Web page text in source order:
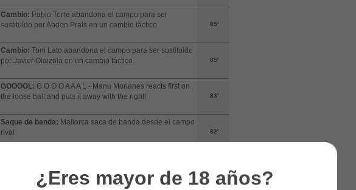
Cambio: Pablo Torre abandona el campo para ser
sustituido por Abdon Prats en un cambio táctico.
85'
Cambio: Toni Lato abandona el campo para ser sustituido
por Javier Olaizola en un cambio táctico.
85'
GOOOOL: G O O O A A A L - Manu Morlanes reacts first on
the loose ball and puts it away with the right!
83'
Saque de banda: Mallorca saca de banda desde el campo
rival
82'
¿Eres mayor de 18 años?